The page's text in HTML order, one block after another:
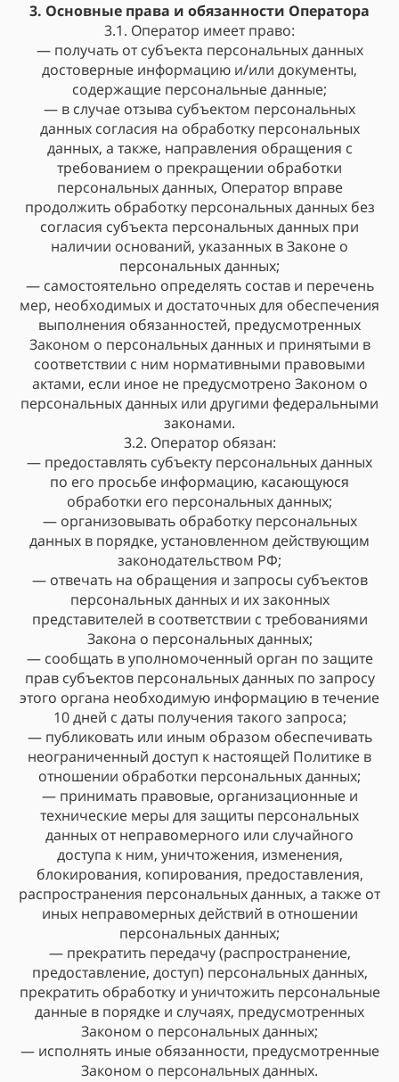
3. Основные права и обязанности Оператора
3.1. Оператор имеет право:
— получать от субъекта персональных данных
достоверные информацию и/или документы,
содержащие персональные данные;
— в случае отзыва субъектом персональных
данных согласия на обработку персональных
данных, а также, направления обращения с
требованием о прекращении обработки
персональных данных, Оператор вправе
продолжить обработку персональных данных без
согласия субъекта персональных данных при
наличии оснований, указанных в Законе о
персональных данных;
— самостоятельно определять состав и перечень
мер, необходимых и достаточных для обеспечения
выполнения обязанностей, предусмотренных
Законом о персональных данных и принятыми в
соответствии с ним нормативными правовыми
актами, если иное не предусмотрено Законом о
персональных данных или другими федеральными
законами.
3.2. Оператор обязан:
— предоставлять субъекту персональных данных
по его просьбе информацию, касающуюся
обработки его персональных данных;
— организовывать обработку персональных
данных в порядке, установленном действующим
законодательством РФ;
— отвечать на обращения и запросы субъектов
персональных данных и их законных
представителей в соответствии с требованиями
Закона о персональных данных;
— сообщать в уполномоченный орган по защите
прав субъектов персональных данных по запросу
этого органа необходимую информацию в течение
10 дней с даты получения такого запроса;
— публиковать или иным образом обеспечивать
неограниченный доступ к настоящей Политике в
отношении обработки персональных данных;
— принимать правовые, организационные и
технические меры для защиты персональных
данных от неправомерного или случайного
доступа к ним, уничтожения, изменения,
блокирования, копирования, предоставления,
распространения персональных данных, а также от
иных неправомерных действий в отношении
персональных данных;
— прекратить передачу (распространение,
предоставление, доступ) персональных данных,
прекратить обработку и уничтожить персональные
данные в порядке и случаях, предусмотренных
Законом о персональных данных;
— исполнять иные обязанности, предусмотренные
Законом о персональных данных.